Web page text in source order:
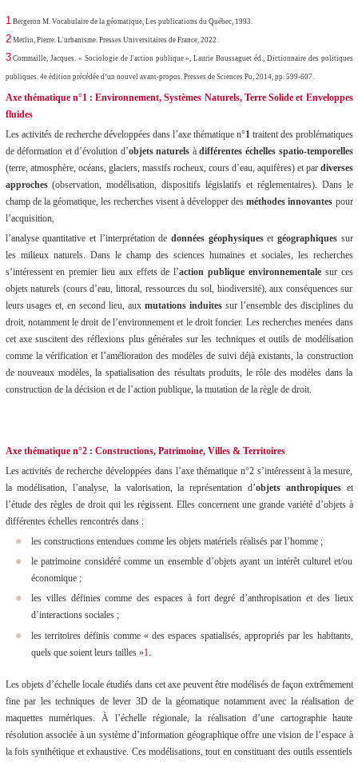
1 Bergeron M. Vocabulaire de la géomatique, Les publications du Québec, 1993.
2Merlin, Pierre. L'urbanisme. Presses Universitaires de France, 2022.
3Commaille, Jacques. « Sociologie de l'action publique », Laurie Boussaguet éd., Dictionnaire des politiques
publiques. 4e édition précédée d’un nouvel avant-propos. Presses de Sciences Po, 2014, pp. 599-607.
Axe thématique n°1 : Environnement, Systèmes Naturels, Terre Solide et Enveloppes
fluides
Les activités de recherche développées dans l’axe thématique n°1traitent des problématiques
de déformation et d’évolution d’objets naturels àdifférentes échelles spatio-temporelles
(terre, atmosphère, océans, glaciers, massifs rocheux, cours d’eau, aquifères) et par diverses
approches(observation, modélisation, dispositifs législatifs et réglementaires). Dans le
champ de la géomatique, les recherches visent à développer desméthodes innovantes pour
l’acquisition,
l’analyse quantitative et l’interprétation de données géophysiqueset géographiquessur
les milieux naturels. Dans le champ des sciences humaines et sociales, les recherches
s’intéressent en premier lieu aux effets de l’action publique environnementale sur ces
objets naturels (cours d’eau, littoral, ressources du sol, biodiversité), aux conséquences sur
leurs usages et, en second lieu, aux mutations induites sur l’ensemble des disciplines du
droit, notamment le droit de l’environnement et le droit foncier. Les recherches menées dans
cet axe suscitent des réflexions plus générales sur les techniques et outils de modélisation
comme la vérification et l’amélioration des modèles de suivi déjà existants, la construction
de nouveaux modèles, la spatialisation des résultats produits, le rôle des modèles dans la
construction de la décision et de l’action publique, la mutation de la règle de droit.
Axe thématique n°2 : Constructions, Patrimoine, Villes & Territoires
Les activités de recherche développées dans l’axe thématique n°2 s’intéressent à la mesure,
la modélisation, l’analyse, la valorisation, la représentation d’objets anthropiques et
l’étude des règles de droit qui les régissent. Elles concernent une grande variété d’objets à
différentes échelles rencontrés dans :
les constructions entendues comme les objets matériels réalisés par l’homme ;
le patrimoine considéré comme un ensemble d’objets ayant un intérêt culturel et/ou
économique ;
les villes définies comme des espaces à fort degré d’anthropisation et des lieux
d’interactions sociales ;
les territoires définis comme «des espaces spatialisés, appropriés par les habitants,
quels que soient leurs tailles »1
Les objets d’échelle locale étudiés dans cet axe peuvent être modélisés de façon extrêmement
fine par les techniques de lever 3D de la géomatique notamment avec la réalisation de
maquettes numériques. À l’échelle régionale, la réalisation d’une cartographie haute
résolution associée à un système d’information géographique offre une vision de l’espace à
la fois synthétique et exhaustive. Ces modélisations, tout en constituant des outils essentiels